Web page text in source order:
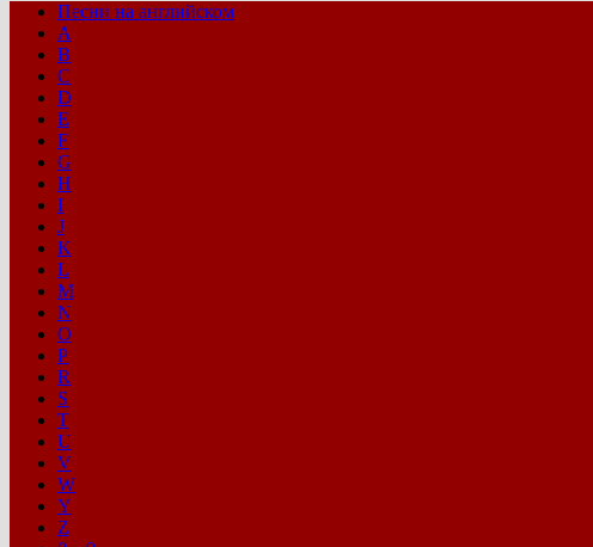
Песни на английском
A
B
C
D
E
F
G
H
I
J
K
L
M
N
O
P
R
S
T
U
V
W
Y
Z